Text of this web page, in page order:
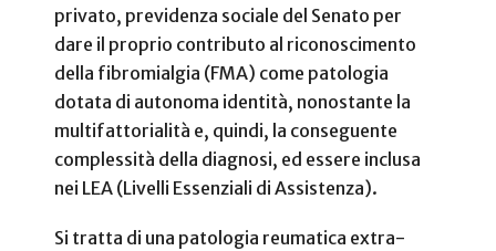
privato, previdenza sociale del Senato per
dare il proprio contributo al riconoscimento
della fibromialgia (FMA) come patologia
dotata di autonoma identità, nonostante la
multifattorialità e, quindi, la conseguente
complessità della diagnosi, ed essere inclusa
nei LEA (Livelli Essenziali di Assistenza).
Si tratta di una patologia reumatica extra-